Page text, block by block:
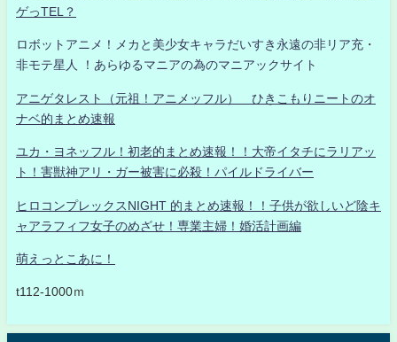
ゲっTEL？
ロボットアニメ！メカと美少女キャラだいすき永遠の非リア充・
非モテ星人 ！あらゆるマニアの為のマニアックサイト
アニゲタレスト（元祖！アニメッフル） ひきこもりニートのオ
ナベ的まとめ速報
ユカ・ヨネッフル！初老的まとめ速報！！大帝イタチにラリアッ
ト！害獣神アリ・ガー被害に必殺！パイルドライバー
ヒロコンプレックスNIGHT 的まとめ速報！！子供が欲しいど陰キ
ャアラフィフ女子のめざせ！専業主婦！婚活計画編
萌えっとこあに！
t112-1000ｍ